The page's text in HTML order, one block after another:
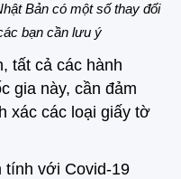
Bản có một số thay đổi
bạn cần lưu ý
tất cả các hành
gia này, cần đảm
xác các loại giấy tờ
tính với Covid-19